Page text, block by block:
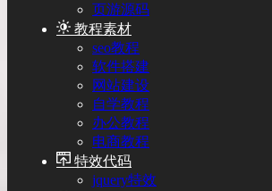
页游源码
教程素材
seo教程
软件搭建
网站建设
自学教程
办公教程
电商教程
特效代码
jquery特效